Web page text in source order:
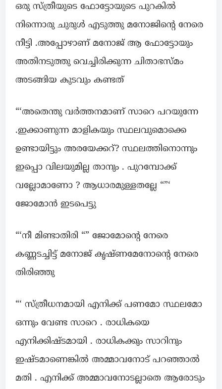
ഒരു സ്ത്രീയുടെ ഫോട്ടോയുടെ പുറകിൽ
നിന്നൊരു ചുരുൾ എടുത്തു മനോജിന്റെ നേരെ
നീട്ടി .അപ്പോഴാണ് മനോജ് ആ ഫോട്ടോയും
അതിനടുത്തു വെച്ചിരിക്കുന്ന ചിതാഭസ്മം
അടങ്ങിയ കുടവും കണ്ടത്
“‘അതെന്തു വർത്തനമാണ് സാറെ പറയുന്നേ
.ഇക്കാണുന്ന മാളികയും സ്ഥലവുമൊക്കെ
ഉണ്ടായിട്ടും അരയേക്കറ്? സ്ഥലത്തിനൊന്നും
ഇപ്പൊ വിലയുമില്ല താനും . പുറമ്പോക്ക്
വല്ലോമാണോ ? ആധാരമുള്ളതല്ലേ “”‘
ജോമോൻ ഇടപെട്ടു
“‘നീ മിണ്ടാതിരി “” ജോമോന്റെ നേരെ
കണ്ണടച്ചിട്ട് മനോജ് കൃഷ്ണമേനോന്റെ നേരെ
തിരിഞ്ഞു
“‘ സ്ത്രീധനമായി എനിക്ക് പണമോ സ്ഥലമോ
ഒന്നും വേണ്ട സാറെ . രാധികയെ
എനിക്കിഷ്ടമായി . രാധികക്കും സാറിനും
ഇഷ്ടമാണെങ്കിൽ അമ്മാവനോട് പറഞ്ഞാൽ
മതി . എനിക്ക് അമ്മാവനോടല്ലാതെ ആരോടും